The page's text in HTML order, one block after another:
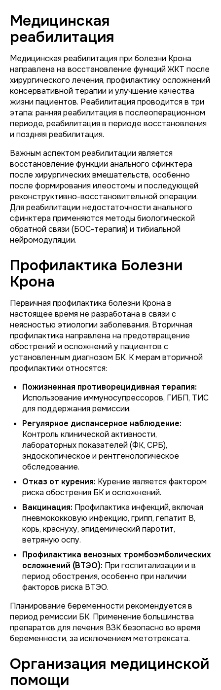
Медицинская
реабилитация
Медицинская реабилитация при болезни Крона
направлена на восстановление функций ЖКТ после
хирургического лечения, профилактику осложнений
консервативной терапии и улучшение качества
жизни пациентов. Реабилитация проводится в три
этапа: ранняя реабилитация в послеоперационном
периоде, реабилитация в периоде восстановления
и поздняя реабилитация.
Важным аспектом реабилитации является
восстановление функции анального сфинктера
после хирургических вмешательств, особенно
после формирования илеостомы и последующей
реконструктивно-восстановительной операции.
Для реабилитации недостаточности анального
сфинктера применяются методы биологической
обратной связи (БОС-терапия) и тибиальной
нейромодуляции.
Профилактика Болезни
Крона
Первичная профилактика болезни Крона в
настоящее время не разработана в связи с
неясностью этиологии заболевания. Вторичная
профилактика направлена на предотвращение
обострений и осложнений у пациентов с
установленным диагнозом БК. К мерам вторичной
профилактики относятся:
Пожизненная противорецидивная терапия:
Использование иммуносупрессоров, ГИБП, ТИС
для поддержания ремиссии.
Регулярное диспансерное наблюдение:
Контроль клинической активности,
лабораторных показателей (ФК, СРБ),
эндоскопическое и рентгенологическое
обследование.
Отказ от курения: Курение является фактором
риска обострения БК и осложнений.
Вакцинация: Профилактика инфекций, включая
пневмококковую инфекцию, грипп, гепатит B,
корь, краснуху, эпидемический паротит,
ветряную оспу.
Профилактика венозных тромбоэмболических
осложнений (ВТЭО): При госпитализации и в
период обострения, особенно при наличии
факторов риска ВТЭО.
Планирование беременности рекомендуется в
период ремиссии БК. Применение большинства
препаратов для лечения ВЗК безопасно во время
беременности, за исключением метотрексата.
Организация медицинской
помощи